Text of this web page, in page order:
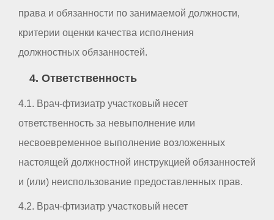
права и обязанности по занимаемой должности,
критерии оценки качества исполнения
должностных обязанностей.
4. Ответственность
4.1. Врач-фтизиатр участковый несет
ответственность за невыполнение или
несвоевременное выполнение возложенных
настоящей должностной инструкцией обязанностей
и (или) неиспользование предоставленных прав.
4.2. Врач-фтизиатр участковый несет